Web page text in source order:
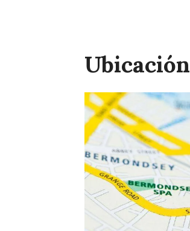
Ubicación